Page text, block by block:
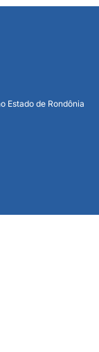
Estado de Rondônia